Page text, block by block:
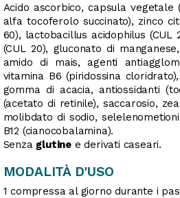
Acido ascorbico, capsula
alfa tocoferolo succinato), zinco
60), lactobacillus acidophilus (CUL
(CUL 20), gluconato di
amido di mais, agenti
vitamina B6 (piridossina
gomma di acacia, antiossidanti
(acetato di retinile), saccarosio,
molibdato di sodio,
B12 (cianocobalamina).
Senza glutinee derivati caseari.
MODALITÀ D'USO
1 compressa al giorno durante i